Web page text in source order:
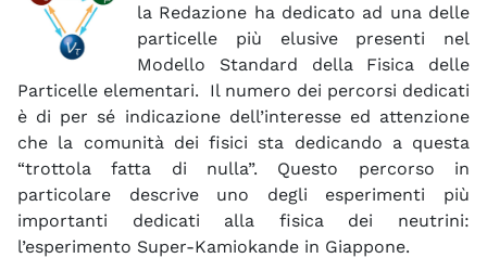
la Redazione ha dedicato ad una delle
particelle più elusive presenti nel
Modello Standard della Fisica delle
Particelle elementari. Il numero dei percorsi dedicati
è di per sé indicazione dell’interesse ed attenzione
che la comunità dei fisici sta dedicando a questa
“trottola fatta di nulla”. Questo percorso in
particolare descrive uno degli esperimenti più
importanti dedicati alla fisica dei neutrini:
l’esperimento Super-Kamiokande in Giappone.